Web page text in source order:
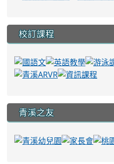
校訂課程
青溪之友